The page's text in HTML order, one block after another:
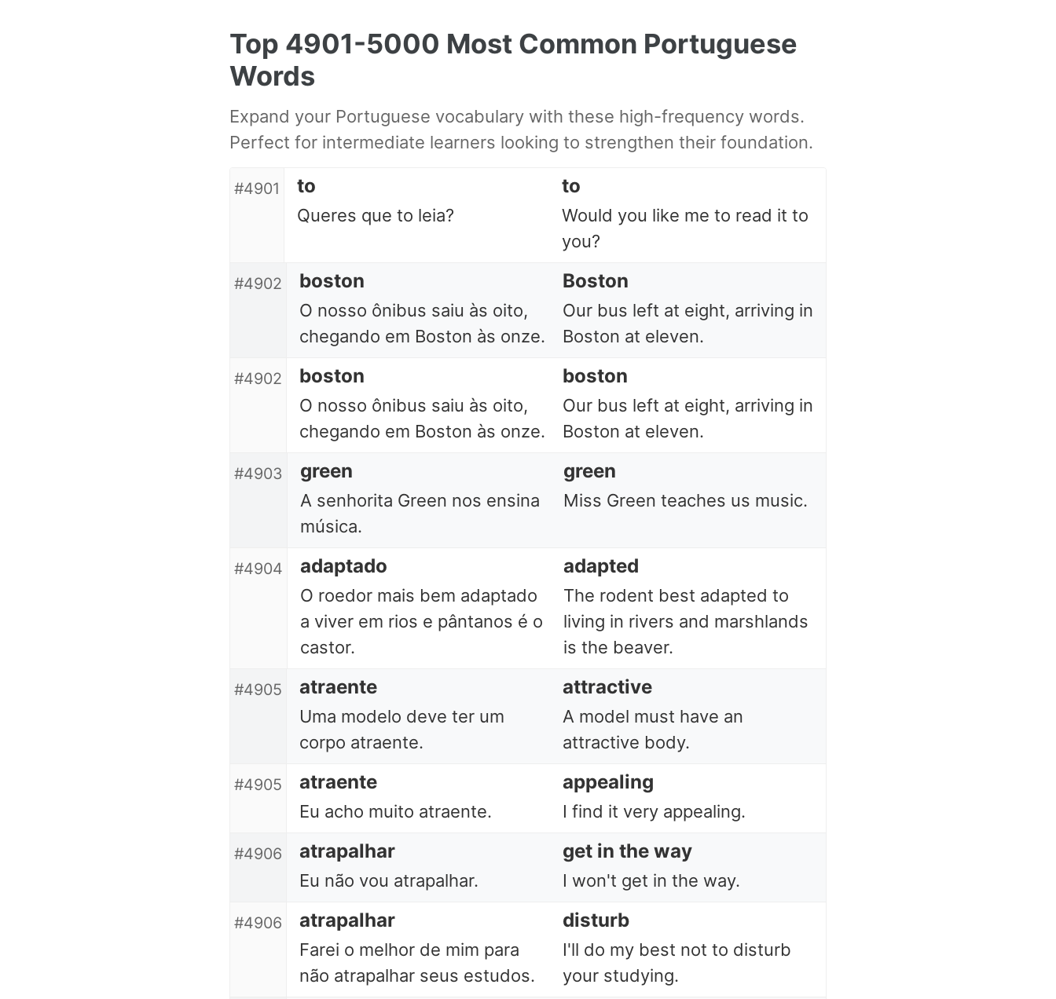
Top 4901-5000 Most Common Portuguese
Words
Expand your Portuguese vocabulary with these high-frequency words.
Perfect for intermediate learners looking to strengthen their foundation.
#4901 to to
Queres que to leia?
Would you like me to read it to
you?
#4902 boston Boston
O nosso ônibus saiu às oito,
chegando em Boston às onze.
Our bus left at eight, arriving in
Boston at eleven.
#4902 boston boston
O nosso ônibus saiu às oito,
chegando em Boston às onze.
Our bus left at eight, arriving in
Boston at eleven.
#4903 green green
A senhorita Green nos ensina
música.
Miss Green teaches us music.
#4904 adaptado adapted
O roedor mais bem adaptado
a viver em rios e pântanos é o
castor.
The rodent best adapted to
living in rivers and marshlands
is the beaver.
#4905 atraente attractive
Uma modelo deve ter um
corpo atraente.
A model must have an
attractive body.
#4905 atraente appealing
Eu acho muito atraente. I find it very appealing.
#4906 atrapalhar get in the way
Eu não vou atrapalhar. I won't get in the way.
#4906 atrapalhar disturb
Farei o melhor de mim para
não atrapalhar seus estudos.
I'll do my best not to disturb
your studying.